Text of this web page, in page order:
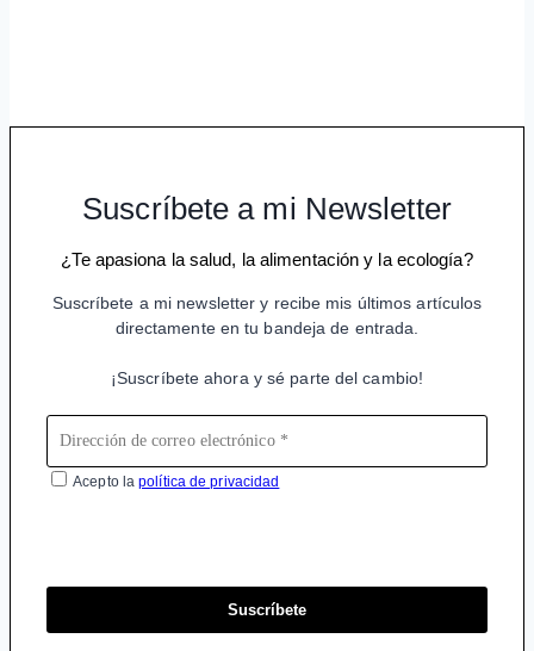
Suscríbete a mi Newsletter
¿Te apasiona la salud, la alimentación y la ecología?
Suscríbete a mi newsletter y recibe mis últimos artículos
directamente en tu bandeja de entrada.
¡Suscríbete ahora y sé parte del cambio!
Acepto lapolítica de privacidad
Suscríbete